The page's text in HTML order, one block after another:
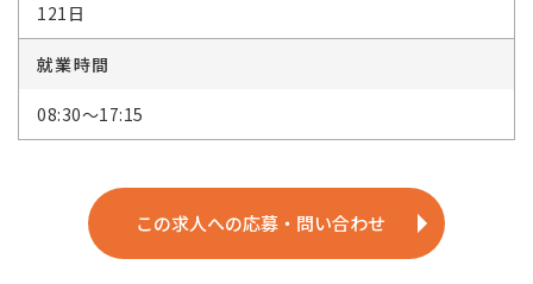
121日
就業時間
08:30～17:15
この求人への応募・問い合わせ